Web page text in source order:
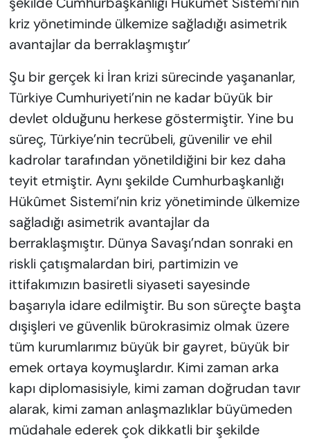
kriz yönetiminde ülkemize sağladığı asimetrik
avantajlar da berraklaşmıştır’
Şu bir gerçek ki İran krizi sürecinde yaşananlar,
Türkiye Cumhuriyeti’nin ne kadar büyük bir
devlet olduğunu herkese göstermiştir. Yine bu
süreç, Türkiye’nin tecrübeli, güvenilir ve ehil
kadrolar tarafından yönetildiğini bir kez daha
teyit etmiştir. Aynı şekilde Cumhurbaşkanlığı
Hükûmet Sistemi’nin kriz yönetiminde ülkemize
sağladığı asimetrik avantajlar da
berraklaşmıştır. Dünya Savaşı’ndan sonraki en
riskli çatışmalardan biri, partimizin ve
ittifakımızın basiretli siyaseti sayesinde
başarıyla idare edilmiştir. Bu son süreçte başta
dışişleri ve güvenlik bürokrasimiz olmak üzere
tüm kurumlarımız büyük bir gayret, büyük bir
emek ortaya koymuşlardır. Kimi zaman arka
kapı diplomasisiyle, kimi zaman doğrudan tavır
alarak, kimi zaman anlaşmazlıklar büyümeden
müdahale ederek çok dikkatli bir şekilde